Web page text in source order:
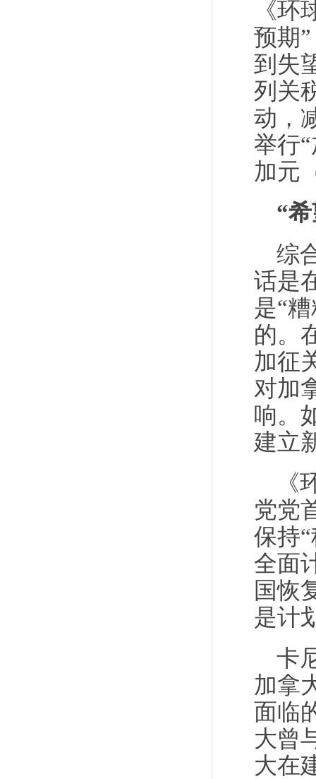
《
预期
到失
列关
动，
举行
加元
“
综
话是
是“
的。
加征
对加
响。
建立
党党
保持
全面
国恢
是计
卡
加拿
面临
大曾
大在